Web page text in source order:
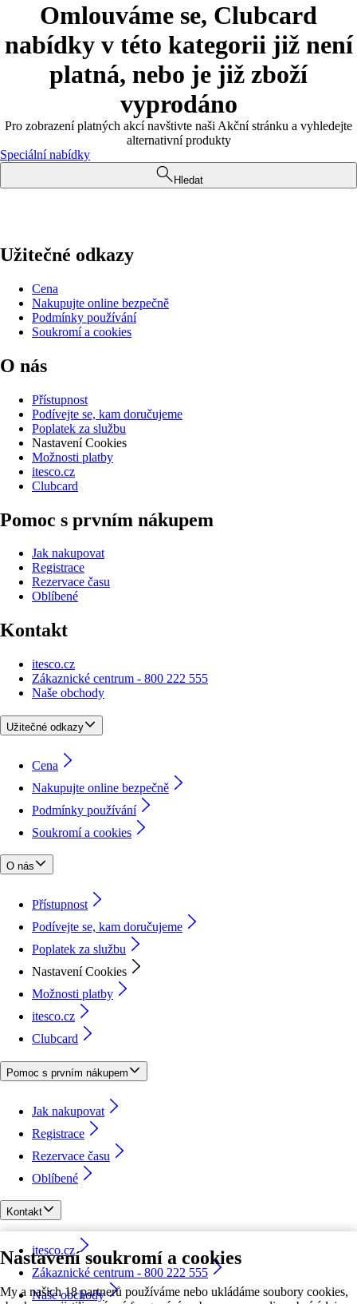
Nastavení soukromí a cookies
My a našich 18 partnerů používáme nebo ukládáme soubory cookies,
Omlouváme se, Clubcard
nabídky v této kategorii již není
platná, nebo je již zboží
vyprodáno
Pro zobrazení platných akcí navštivte naši Akční stránku a vyhledejte
alternativní produkty
Speciální nabídky
Hledat
Užitečné odkazy
Cena
Nakupujte online bezpečně
Podmínky používání
Soukromí a cookies
O nás
Přístupnost
Podívejte se, kam doručujeme
Poplatek za službu
Nastavení Cookies
Možnosti platby
itesco.cz
Clubcard
Pomoc s prvním nákupem
Jak nakupovat
Registrace
Rezervace času
Oblíbené
Kontakt
itesco.cz
Zákaznické centrum - 800 222 555
Naše obchody
Užitečné odkazy
Cena
Nakupujte online bezpečně
Podmínky používání
Soukromí a cookies
O nás
Přístupnost
Podívejte se, kam doručujeme
Poplatek za službu
Nastavení Cookies
Možnosti platby
itesco.cz
Clubcard
Pomoc s prvním nákupem
Jak nakupovat
Registrace
Rezervace času
Oblíbené
Kontakt
itesco.cz
Zákaznické centrum - 800 222 555
Naše obchody